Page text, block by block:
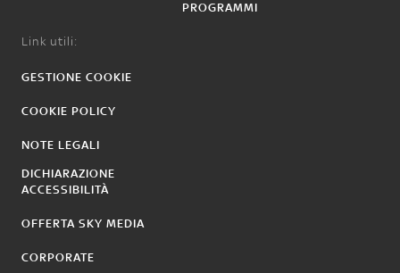
PROGRAMMI
Link utili:
GESTIONE COOKIE
COOKIE POLICY
NOTE LEGALI
DICHIARAZIONE
ACCESSIBILITÀ
OFFERTA SKY MEDIA
CORPORATE